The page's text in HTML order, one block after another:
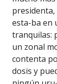
esta-ba en
tranquilas:
un zonal
contenta
dosis y